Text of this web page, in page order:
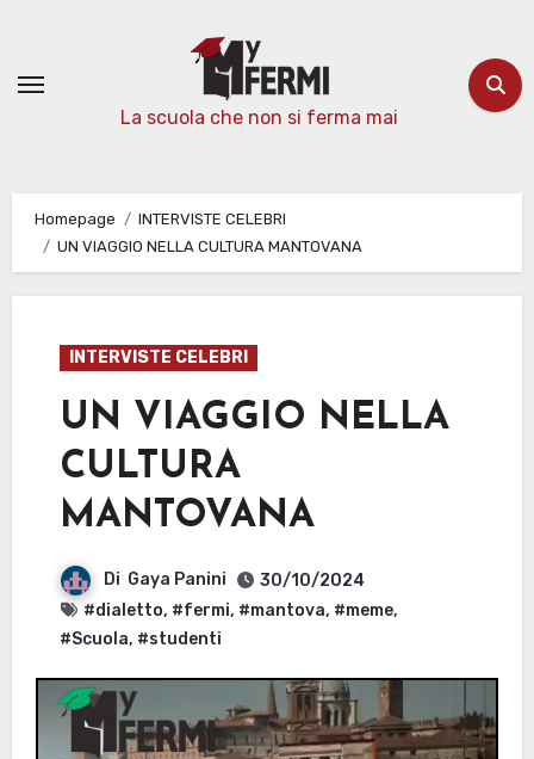
contenuto
La scuola che non si ferma mai
Homepage
INTERVISTE CELEBRI
UN VIAGGIO NELLA CULTURA MANTOVANA
INTERVISTE CELEBRI
UN VIAGGIO NELLA
CULTURA
MANTOVANA
Di Gaya Panini
30/10/2024
#dialetto, #fermi, #mantova, #meme,
#Scuola, #studenti